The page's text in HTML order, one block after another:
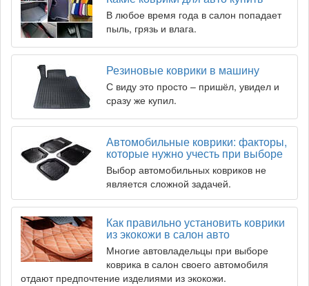
В любое время года в салон попадает
пыль, грязь и влага.
Резиновые коврики в машину
С виду это просто – пришёл, увидел и
сразу же купил.
Автомобильные коврики: факторы,
которые нужно учесть при выборе
Выбор автомобильных ковриков не
является сложной задачей.
Как правильно установить коврики
из экокожи в салон авто
Многие автовладельцы при выборе
коврика в салон своего автомобиля
отдают предпочтение изделиями из экокожи.